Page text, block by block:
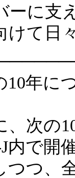
ーに支
けて日
10年に
、次の
内で開
つつ、